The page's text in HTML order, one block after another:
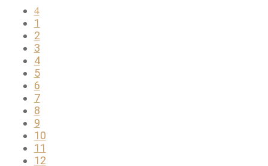
1
2
3
4
5
6
7
8
9
10
11
12